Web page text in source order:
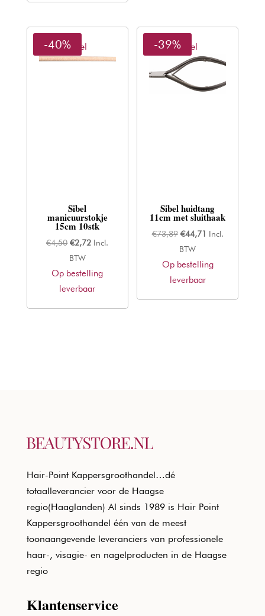
Sibel
-40%
Sibel
manicuurstokje
15cm 10stk
€4,50 Oorspronkelijke
prijs
was:
€4,50.
€2,72Huidige
is:
€2,72.
Incl.
BTW
Op bestelling
leverbaar
Sibel
-39%
Sibel huidtang
11cm met sluithaak
€73,89 Oorspronkelijke
prijs
was:
€73,89.
€44,71 Huidige
is:
€44,71.
Incl.
BTW
Op bestelling
leverbaar
Hair-Point Kappersgroothandel…dé
totaalleverancier voor de Haagse
regio(Haaglanden) Al sinds 1989 is Hair Point
Kappersgroothandel één van de meest
toonaangevende leveranciers van professionele
haar-, visagie- en nagelproducten in de Haagse
regio
Klantenservice